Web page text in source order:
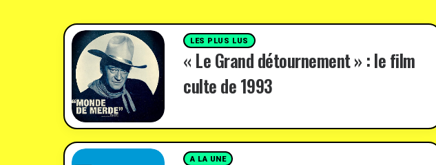
LES PLUS LUS
« Le Grand détournement » : le film
culte de 1993
A LA UNE